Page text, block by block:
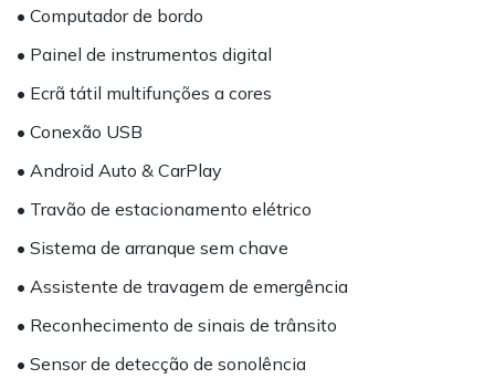
• Computador de bordo
• Painel de instrumentos digital
• Ecrã tátil multifunções a cores
• Conexão USB
• Android Auto & CarPlay
• Travão de estacionamento elétrico
• Sistema de arranque sem chave
• Assistente de travagem de emergência
• Reconhecimento de sinais de trânsito
• Sensor de detecção de sonolência